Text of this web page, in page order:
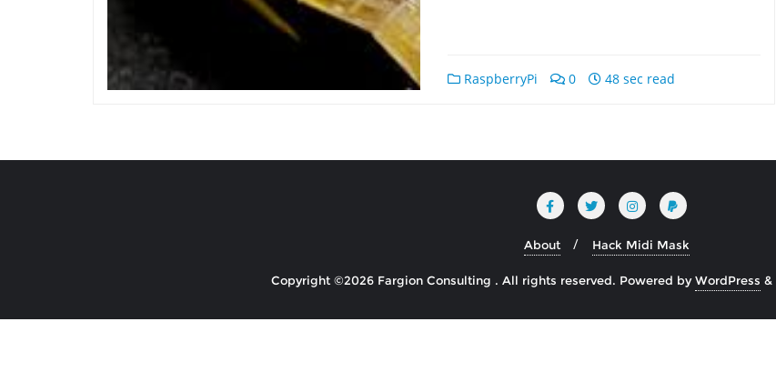
RaspberryPi 0 48 sec read
About Hack Midi Mask
Copyright ©2026 Fargion Consulting . All rights reserved. Powered byWordPress &